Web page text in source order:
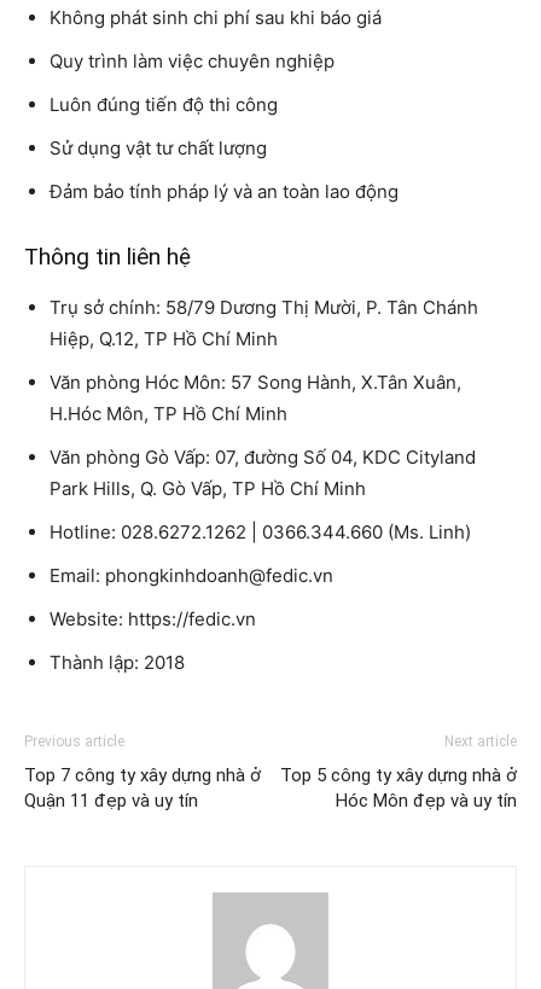
Không phát sinh chi phí sau khi báo giá
Quy trình làm việc chuyên nghiệp
Luôn đúng tiến độ thi công
Sử dụng vật tư chất lượng
Đảm bảo tính pháp lý và an toàn lao động
Thông tin liên hệ
Trụ sở chính: 58/79 Dương Thị Mười, P. Tân Chánh
Hiệp, Q.12, TP Hồ Chí Minh
Văn phòng Hóc Môn: 57 Song Hành, X.Tân Xuân,
H.Hóc Môn, TP Hồ Chí Minh
Văn phòng Gò Vấp: 07, đường Số 04, KDC Cityland
Park Hills, Q. Gò Vấp, TP Hồ Chí Minh
Hotline: 028.6272.1262 | 0366.344.660 (Ms. Linh)
Email: phongkinhdoanh@fedic.vn
Website: https://fedic.vn
Thành lập: 2018
Previous article
Top 7 công ty xây dựng nhà ở
Quận 11 đẹp và uy tín
Next article
Top 5 công ty xây dựng nhà ở
Hóc Môn đẹp và uy tín